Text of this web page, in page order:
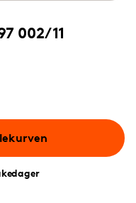
002/11